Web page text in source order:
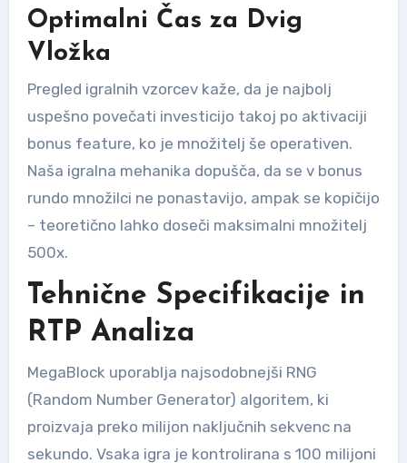
Optimalni Čas za Dvig
Vložka
Pregled igralnih vzorcev kaže, da je najbolj
uspešno povečati investicijo takoj po aktivaciji
bonus feature, ko je množitelj še operativen.
Naša igralna mehanika dopušča, da se v bonus
rundo množilci ne ponastavijo, ampak se kopičijo
– teoretično lahko doseči maksimalni množitelj
500x.
Tehnične Specifikacije in
RTP Analiza
MegaBlock uporablja najsodobnejši RNG
(Random Number Generator) algoritem, ki
proizvaja preko milijon naključnih sekvenc na
sekundo. Vsaka igra je kontrolirana s 100 milijoni